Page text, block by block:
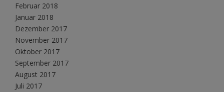
Februar 2018
Januar 2018
Dezember 2017
November 2017
Oktober 2017
September 2017
August 2017
Juli 2017